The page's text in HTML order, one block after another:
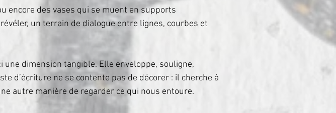
encore des vases qui se muent en supports
un terrain de dialogue entre lignes, courbes et
une dimension tangible. Elle enveloppe, souligne,
d’écriture ne se contente pas de décorer : il cherche à
autre manière de regarder ce qui nous entoure.